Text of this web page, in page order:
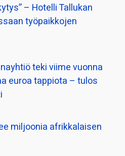
– Hotelli Tallukan
työpaikkojen
teki viime vuonna
euroa tappiota – tulos
miljoonia afrikkalaisen